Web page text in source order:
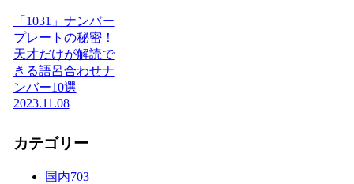
「1031」ナンバー
プレートの秘密！
天才だけが解読で
きる語呂合わせナ
ンバー10選
2023.11.08
カテゴリー
国内703